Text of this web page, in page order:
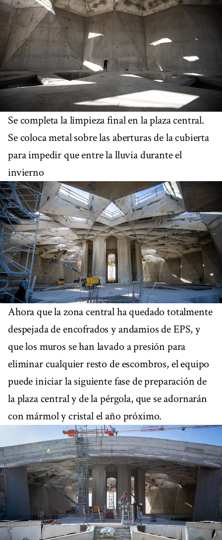
Se completa la limpieza final en la plaza central.
Se coloca metal sobre las aberturas de la cubierta
para impedir que entre la lluvia durante el
invierno
Ahora que la zona central ha quedado totalmente
despejada de encofrados y andamios de EPS, y
que los muros se han lavado a presión para
eliminar cualquier resto de escombros, el equipo
puede iniciar la siguiente fase de preparación de
la plaza central y de la pérgola, que se adornarán
con mármol y cristal el año próximo.